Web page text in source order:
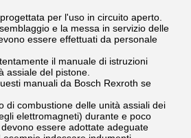
per l'uso in circuito aperto.
e la messa in servizio delle
essere effettuati da personale
il manuale di istruzioni
assiale del pistone.
manuali da Bosch Rexroth se
di combustione delle unità assiali dei
elettromagneti) durante e poco
essere adottate adeguate